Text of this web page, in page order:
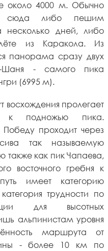
около 4000 м. Обычно
сюда либо пешим
несколько дней, либо
из Каракола. Из
панорама сразу двух
Шаня - самого пика
(6995 м).
восхождения пролегает
к подножью пика.
проходит через
так называемую
также как пик Чапаева,
восточного гребня к
имеет категорию
трудности по
для высотных
альпинистам уровня
маршрута от
- более 10 км по